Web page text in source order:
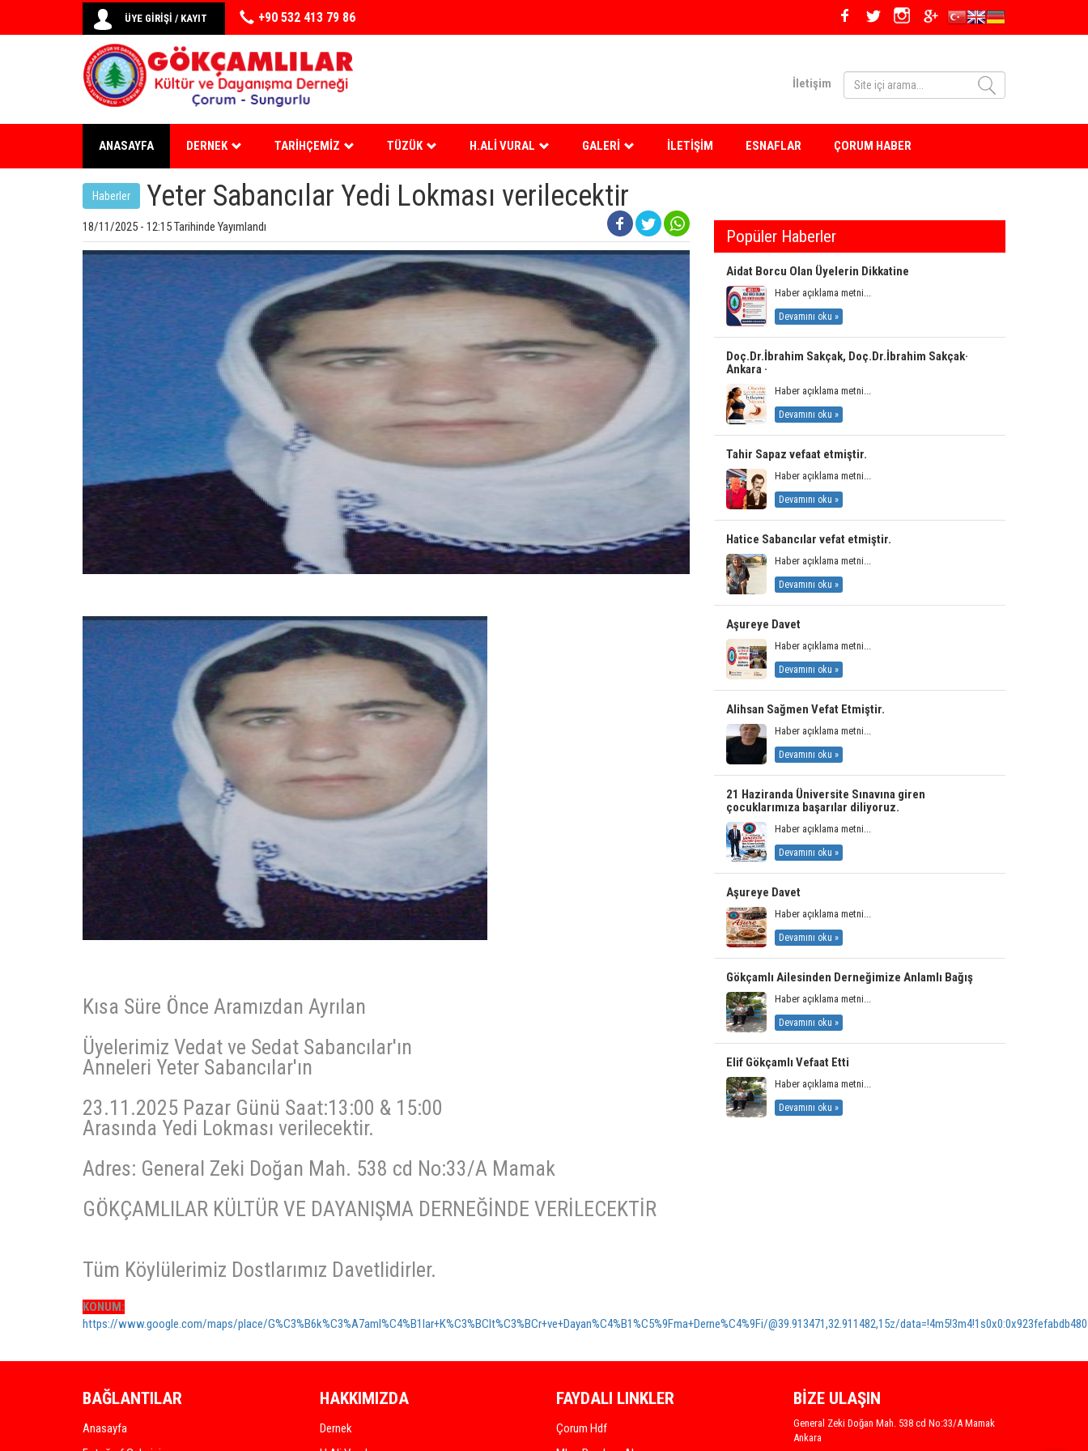
ÜYE GİRİŞİ / KAYIT +90 532 413 79 86
İletişim
ANASAYFA DERNEK TARIHÇEMIZ TÜZÜK H.ALI VURAL GALERI İLETIŞIM ESNAFLAR ÇORUM HABER
Haberler Yeter Sabancılar Yedi Lokması verilecektir
18/11/2025 - 12:15 Tarihinde Yayımlandı
Kısa Süre Önce Aramızdan Ayrılan
Üyelerimiz Vedat ve Sedat Sabancılar'ın
Anneleri Yeter Sabancılar'ın
23.11.2025 Pazar Günü Saat:13:00 & 15:00
Arasında Yedi Lokması verilecektir.
Adres: General Zeki Doğan Mah. 538 cd No:33/A Mamak
GÖKÇAMLILAR KÜLTÜR VE DAYANIŞMA DERNEĞİNDE VERİLECEKTİR
Tüm Köylülerimiz Dostlarımız Davetlidirler.
KONUM:
https://www.google.com/maps/place/G%C3%B6k%C3%A7aml%C4%B1lar+K%C3%BClt%C3%BCr+ve+Dayan%C4%B1%C5%9Fma+Derne%C4%9Fi/@39.913471,32.911482,15z/
Popüler Haberler
Aidat Borcu Olan Üyelerin Dikkatine
Haber açıklama metni...
Devamını oku »
Doç.Dr.İbrahim Sakçak, Doç.Dr.İbrahim Sakçak·
Ankara ·
Haber açıklama metni...
Devamını oku »
Tahir Sapaz vefaat etmiştir.
Haber açıklama metni...
Devamını oku »
Hatice Sabancılar vefat etmiştir.
Haber açıklama metni...
Devamını oku »
Aşureye Davet
Haber açıklama metni...
Devamını oku »
Alihsan Sağmen Vefat Etmiştir.
Haber açıklama metni...
Devamını oku »
21 Haziranda Üniversite Sınavına giren
çocuklarımıza başarılar diliyoruz.
Haber açıklama metni...
Devamını oku »
Aşureye Davet
Haber açıklama metni...
Devamını oku »
Gökçamlı Ailesinden Derneğimize Anlamlı Bağış
Haber açıklama metni...
Devamını oku »
Elif Gökçamlı Vefaat Etti
Haber açıklama metni...
Devamını oku »
BAĞLANTILAR
Anasayfa
HAKKIMIZDA
Dernek
FAYDALI LINKLER
Çorum Hdf
BİZE ULAŞIN
General Zeki Doğan Mah. 538 cd No:33/A Mamak
Ankara